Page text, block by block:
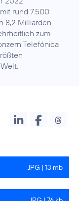
rund 7.500
8,2 Milliarden
zum
Telefónica
JPG | 13 mb